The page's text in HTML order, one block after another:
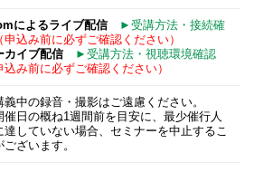
によるライブ配信
►受講方法・接続確
申込み前に必ずご確認ください）
カイブ配信
►受講方法・視聴環境確認
込み前に必ずご確認ください）
中の録音・撮影はご遠慮ください。
日の概ね1週間前を目安に、最少催行人
達していない場合、セミナーを中止するこ
ございます。